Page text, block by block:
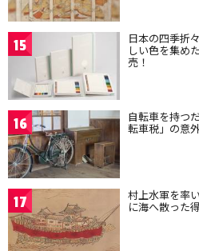
15 日本の四季折
しい色を集め
売！
16 自転車を持つ
転車税」の意
17 村上水軍を率
に海へ散った